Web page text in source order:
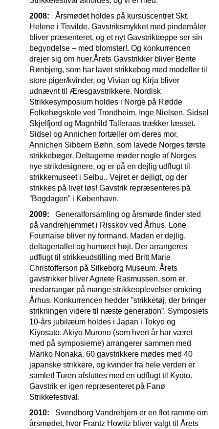
2008: Årsmødet holdes på kursuscentret Skt.
Helene i Tisvilde. Gavstriksmykket med pindemåler
bliver præsenteret, og et nyt Gavstriktæppe ser sin
begyndelse – med blomster!. Og konkurrencen
drejer sig om huer.Årets Gavstrikker bliver Bente
Rønbjerg, som har lavet strikkebog med modeller til
store piger/kvinder, og Vivian og Kirja bliver
udnævnt til Æresgavstrikkere. Nordisk
Strikkesymposium holdes i Norge på Rødde
Folkehøgskole ved Trondheim. Inge Nielsen, Sidsel
Skjelfjord og Magnhild Talleraas trækker læsset.
Sidsel og Annichen fortæller om deres mor,
Annichen Sibbern Bøhn, som lavede Norges første
strikkebøger. Deltagerne møder nogle af Norges
nye strikdesignere, og er på en dejlig udflugt til
strikkemuseet i Selbu.. Vejret er dejligt, og der
strikkes på livet løs! Gavstrik repræsenteres på
”Bogdagen” i København.
2009: Generalforsamling og årsmøde finder sted
på vandrehjemmet i Risskov ved Århus. Lone
Fournaise bliver ny formand. Maden er dejlig,
deltagertallet og humøret højt. Der arrangeres
udflugt til strikkeudstilling med Britt Marie
Christofferson på Silkeborg Museum. Årets
gavstrikker bliver Agnete Rasmussen, som er
medarrangør på mange strikkeoplevelser omkring
Århus. Konkurrencen hedder ”strikketøj, der bringer
strikningen videre til næste generation”. Symposiets
10-års jubilæum holdes i Japan i Tokyo og
Kiyosato. Akiyo Murono (som hvert år har været
med på symposierne) arrangerer sammen med
Mariko Nonaka. 60 gavstrikkere mødes med 40
japanske strikkere, og kvinder fra hele verden er
samlet! Turen afsluttes med en udflugt til Kyoto.
Gavstrik er igen repræsenteret på Fanø
Strikkefestival.
2010: Svendborg Vandrehjem er en flot ramme om
årsmødet, hvor Frantz Howitz bliver valgt til Årets